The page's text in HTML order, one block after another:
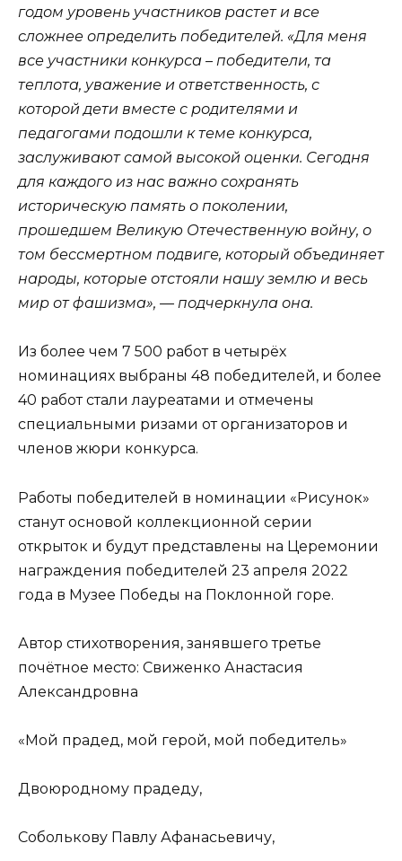
годом уровень участников растет и все
сложнее определить победителей. «Для меня
все участники конкурса – победители, та
теплота, уважение и ответственность, с
которой дети вместе с родителями и
педагогами подошли к теме конкурса,
заслуживают самой высокой оценки. Сегодня
для каждого из нас важно сохранять
историческую память о поколении,
прошедшем Великую Отечественную войну, о
том бессмертном подвиге, который объединяет
народы, которые отстояли нашу землю и весь
мир от фашизма», — подчеркнула она.
Из более чем 7 500 работ в четырёх
номинациях выбраны 48 победителей, и более
40 работ стали лауреатами и отмечены
специальными ризами от организаторов и
членов жюри конкурса.
Работы победителей в номинации «Рисунок»
станут основой коллекционной серии
открыток и будут представлены на Церемонии
награждения победителей 23 апреля 2022
года в Музее Победы на Поклонной горе.
Автор стихотворения, занявшего третье
почётное место: Свиженко Анастасия
Александровна
«Мой прадед, мой герой, мой победитель»
Двоюродному прадеду,
Соболькову Павлу Афанасьевичу,